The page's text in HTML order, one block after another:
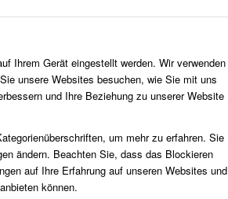
Ihrem Gerät eingestellt werden. Wir verwenden
unsere Websites besuchen, wie Sie mit uns
und Ihre Beziehung zu unserer Website
um mehr zu erfahren. Sie
ändern. Beachten Sie, dass das Blockieren
auf Ihre Erfahrung auf unseren Websites und
können.
noch enger geknüpft. Mellau seit 40 Jahren …
Demming – zum 80. Geburtstag
– 80. Geburtstag von Weihbischof em. Demming
– Pfarrer Winkelhues engagiert sich vielfach
Bischof – Delegation ins norwegische Tromsö